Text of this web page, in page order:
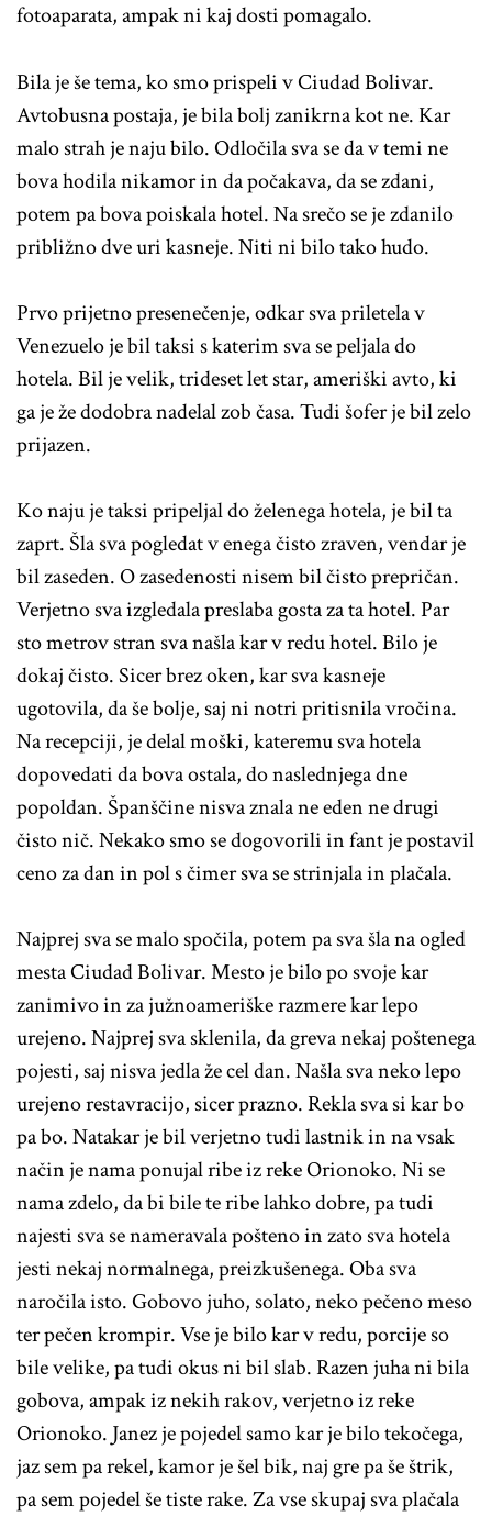
fotoaparata, ampak ni kaj dosti pomagalo.
Bila je še tema, ko smo prispeli v Ciudad Bolivar.
Avtobusna postaja, je bila bolj zanikrna kot ne. Kar
malo strah je naju bilo. Odločila sva se da v temi ne
bova hodila nikamor in da počakava, da se zdani,
potem pa bova poiskala hotel. Na srečo se je zdanilo
približno dve uri kasneje. Niti ni bilo tako hudo.
Prvo prijetno presenečenje, odkar sva priletela v
Venezuelo je bil taksi s katerim sva se peljala do
hotela. Bil je velik, trideset let star, ameriški avto, ki
ga je že dodobra nadelal zob časa. Tudi šofer je bil zelo
prijazen.
Ko naju je taksi pripeljal do želenega hotela, je bil ta
zaprt. Šla sva pogledat v enega čisto zraven, vendar je
bil zaseden. O zasedenosti nisem bil čisto prepričan.
Verjetno sva izgledala preslaba gosta za ta hotel. Par
sto metrov stran sva našla kar v redu hotel. Bilo je
dokaj čisto. Sicer brez oken, kar sva kasneje
ugotovila, da še bolje, saj ni notri pritisnila vročina.
Na recepciji, je delal moški, kateremu sva hotela
dopovedati da bova ostala, do naslednjega dne
popoldan. Španščine nisva znala ne eden ne drugi
čisto nič. Nekako smo se dogovorili in fant je postavil
ceno za dan in pol s čimer sva se strinjala in plačala.
Najprej sva se malo spočila, potem pa sva šla na ogled
mesta Ciudad Bolivar. Mesto je bilo po svoje kar
zanimivo in za južnoameriške razmere kar lepo
urejeno. Najprej sva sklenila, da greva nekaj poštenega
pojesti, saj nisva jedla že cel dan. Našla sva neko lepo
urejeno restavracijo, sicer prazno. Rekla sva si kar bo
pa bo. Natakar je bil verjetno tudi lastnik in na vsak
način je nama ponujal ribe iz reke Orionoko. Ni se
nama zdelo, da bi bile te ribe lahko dobre, pa tudi
najesti sva se nameravala pošteno in zato sva hotela
jesti nekaj normalnega, preizkušenega. Oba sva
naročila isto. Gobovo juho, solato, neko pečeno meso
ter pečen krompir. Vse je bilo kar v redu, porcije so
bile velike, pa tudi okus ni bil slab. Razen juha ni bila
gobova, ampak iz nekih rakov, verjetno iz reke
Orionoko. Janez je pojedel samo kar je bilo tekočega,
jaz sem pa rekel, kamor je šel bik, naj gre pa še štrik,
pa sem pojedel še tiste rake. Za vse skupaj sva plačala